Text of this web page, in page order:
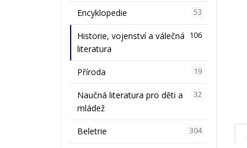
Encyklopedie 53
Historie, vojenství a válečná
literatura
106
Příroda 19
Naučná literatura pro děti a
mládež
32
Beletrie 304